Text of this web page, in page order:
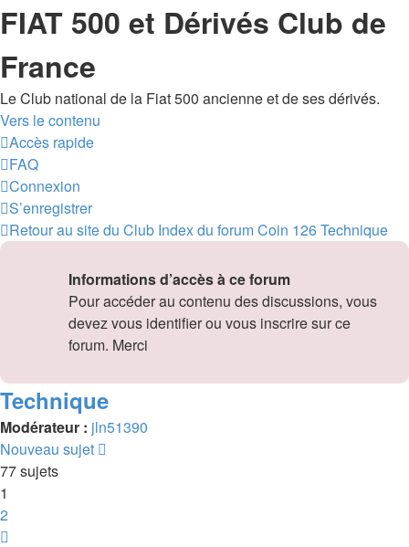
FIAT 500 et Dérivés Club de
France
Le Club national de la Fiat 500 ancienne et de ses dérivés.
Vers le contenu
Accès rapide
FAQ
Connexion
S’enregistrer
Retour au site du Club Index du forumCoin 126Technique
Informations d’accès à ce forum
Pour accéder au contenu des discussions, vous
devez vous identifier ou vous inscrire sur ce
forum. Merci
Technique
Modérateur : jln51390
Nouveau sujet
77 sujets
1
2